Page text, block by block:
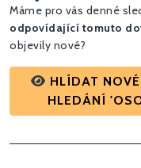
Máme pro vás denné
odpovídající tomuto
objevily nové?
HLÍDAT
HLEDÁNÍ